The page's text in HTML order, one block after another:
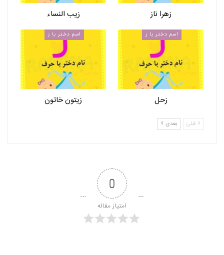
زهرا ناز زیب النساء
اسم دختر با ز
زحل
اسم دختر با ز
زیتون خاتون
قبلی بعدی
0
امتیاز مقاله